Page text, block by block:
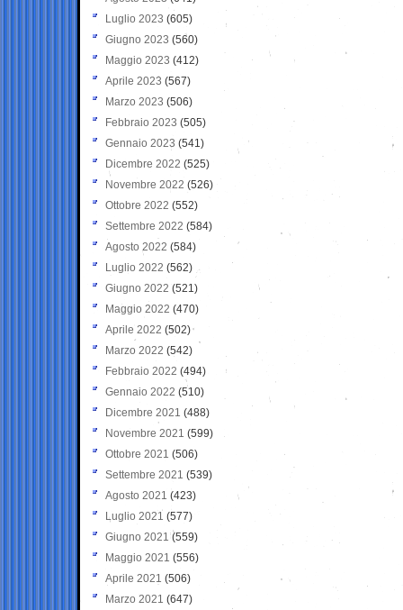
Luglio 2023 (605)
Giugno 2023 (560)
Maggio 2023 (412)
Aprile 2023 (567)
Marzo 2023 (506)
Febbraio 2023 (505)
Gennaio 2023 (541)
Dicembre 2022 (525)
Novembre 2022 (526)
Ottobre 2022 (552)
Settembre 2022 (584)
Agosto 2022 (584)
Luglio 2022 (562)
Giugno 2022 (521)
Maggio 2022 (470)
Aprile 2022 (502)
Marzo 2022 (542)
Febbraio 2022 (494)
Gennaio 2022 (510)
Dicembre 2021 (488)
Novembre 2021 (599)
Ottobre 2021 (506)
Settembre 2021 (539)
Agosto 2021 (423)
Luglio 2021 (577)
Giugno 2021(559)
Maggio 2021 (556)
Aprile 2021 (506)
Marzo 2021 (647)